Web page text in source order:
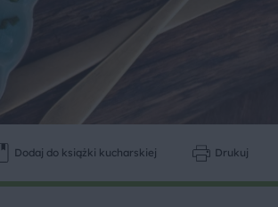
Dodaj do książki kucharskiej Drukuj